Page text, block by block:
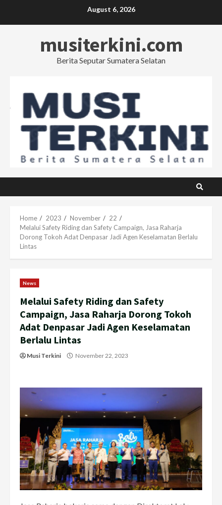
August 6, 2026
musiterkini.com
Berita Seputar Sumatera Selatan
Home 2023 November
22
Melalui Safety Riding dan Safety Campaign, Jasa Raharja
Dorong Tokoh Adat Denpasar Jadi Agen Keselamatan Berlalu
Lintas
News
Melalui Safety Riding dan Safety
Campaign, Jasa Raharja Dorong Tokoh
Adat Denpasar Jadi Agen Keselamatan
Berlalu Lintas
Musi Terkini November 22, 2023